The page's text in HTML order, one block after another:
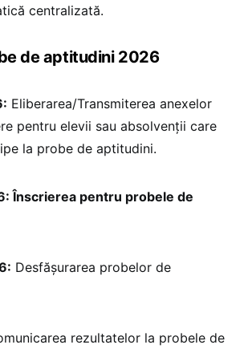
centralizată.
de aptitudini 2026
Eliberarea/Transmiterea anexelor
pentru elevii sau absolvenţii care
la probe de aptitudini.
Înscrierea pentru probele de
Desfăşurarea probelor de
rezultatelor la probele de